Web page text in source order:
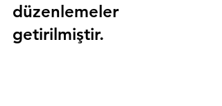
düzenlemeler
getirilmiştir.